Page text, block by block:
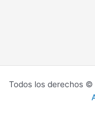
Todos los derechos